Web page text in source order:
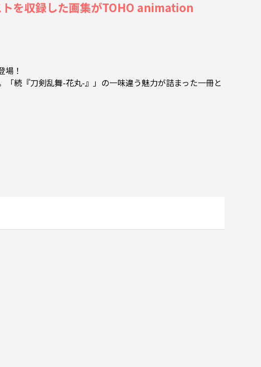
を収録した画集がTOHO animation
！
続『刀剣乱舞-花丸-』」の一味違う魅力が詰まった一冊と